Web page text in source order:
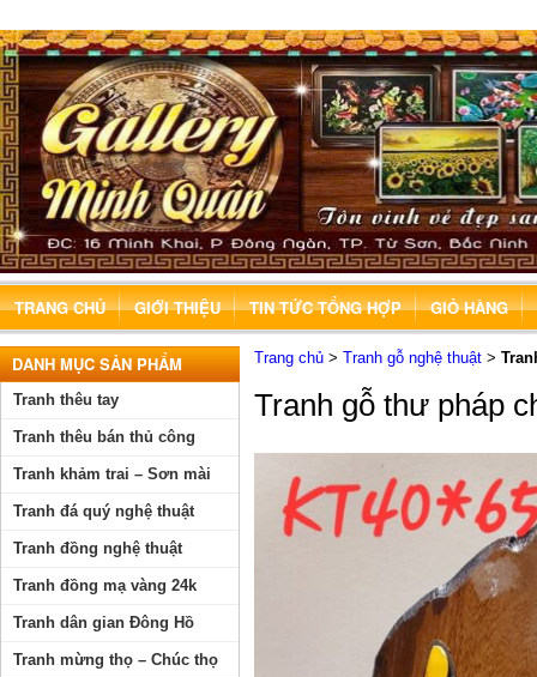
TRANG CHỦ GIỚI THIỆU TIN TỨC TỔNG HỢP GIỎ HÀNG
Trang chủ > Tranh gỗ nghệ thuật >
Tranh gỗ thư pháp
DANH MỤC SẢN PHẨM
Tranh thêu tay
Tranh thêu bán thủ công
Tranh khảm trai – Sơn mài
Tranh đá quý nghệ thuật
Tranh đồng nghệ thuật
Tranh đồng mạ vàng 24k
Tranh dân gian Đông Hồ
Tranh mừng thọ – Chúc thọ